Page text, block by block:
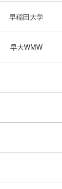
早稲田大学
早大WMW